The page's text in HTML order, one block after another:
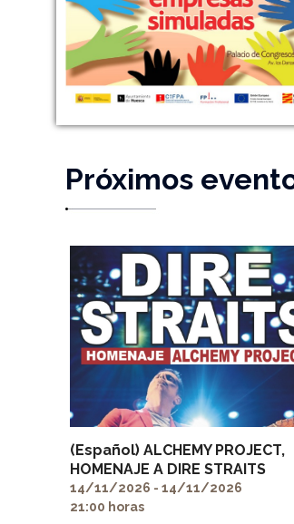
Próximos
(Español) ALCHEMY PROJECT,
HOMENAJE A DIRE STRAITS
14/11/2026 - 14/11/2026
21:00 horas